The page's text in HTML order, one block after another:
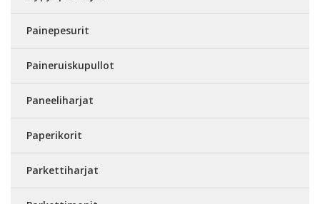
Painepesurit
Paineruiskupullot
Paneeliharjat
Paperikorit
Parkettiharjat